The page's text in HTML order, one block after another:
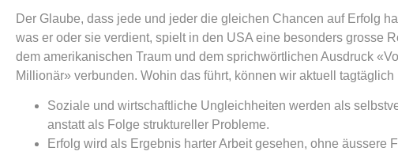
Der Glaube, dass jede und jeder die gleichen Chancen auf Erfolg
was er oder sie verdient, spielt in den USA eine besonders grosse
dem amerikanischen Traum und dem sprichwörtlichen Ausdruck
Millionär» verbunden. Wohin das führt, können wir aktuell tagtäglich
Soziale und wirtschaftliche Ungleichheiten werden als
anstatt als Folge struktureller Probleme.
Erfolg wird als Ergebnis harter Arbeit gesehen, ohne äussere